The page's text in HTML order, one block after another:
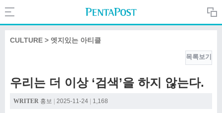
COMPANY
Search
PentaPost.net
CULTURE > 엣지있는 아티클
목록보기
우리는 더 이상 ‘검색’을 하지 않는다.
WRITER 홍보 2025-11-24 1,168